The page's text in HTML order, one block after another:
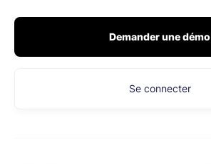
Demander une démo
Se connecter